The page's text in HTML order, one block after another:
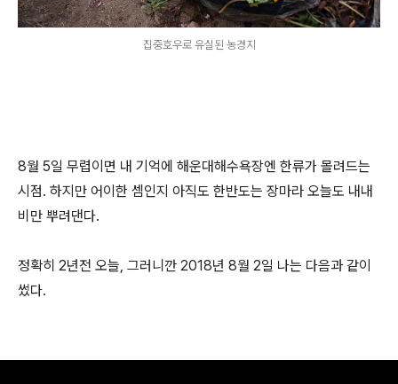
집중호우로 유실된 농경지
8월 5일 무렵이면 내 기억에 해운대해수욕장엔 한류가 몰려드는
시점. 하지만 어이한 셈인지 아직도 한반도는 장마라 오늘도 내내
비만 뿌려댄다.
정확히 2년전 오늘, 그러니깐 2018년 8월 2일 나는 다음과 같이
썼다.